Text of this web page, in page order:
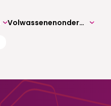
Volwassenenonderwijs